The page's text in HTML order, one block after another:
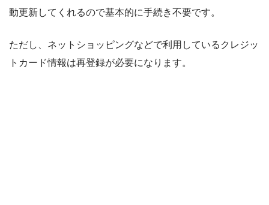
動更新してくれるので基本的に手続き不要です。
ただし、ネットショッピングなどで利用しているクレジッ
トカード情報は再登録が必要になります。